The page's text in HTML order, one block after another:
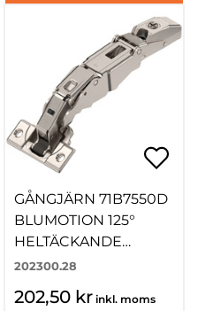
GÅNGJÄRN 71B7550D
BLUMOTION 125°
HELTÄCKANDE
LUCKA SKRUVNING
202300.28
202,50 kr inkl. moms